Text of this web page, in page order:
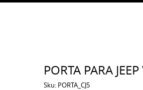
PORTA PARA
Sku: PORTA_CJ5